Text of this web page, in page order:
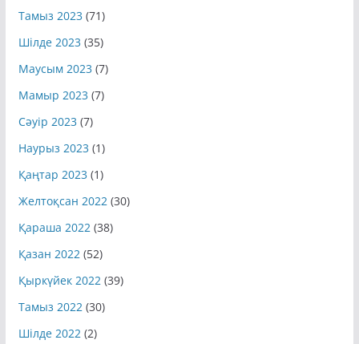
Тамыз 2023 (71)
Шілде 2023 (35)
Маусым 2023 (7)
Мамыр 2023 (7)
Сәуір 2023 (7)
Наурыз 2023 (1)
Қаңтар 2023 (1)
Желтоқсан 2022(30)
Қараша 2022(38)
Қазан 2022(52)
Қыркүйек 2022(39)
Тамыз 2022(30)
Шілде 2022(2)